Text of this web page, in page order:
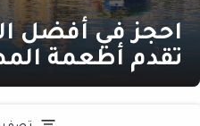
احجز في أفضل
تقدم أطعمة